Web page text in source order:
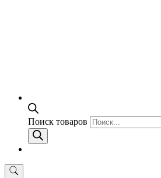
Поиск товаров